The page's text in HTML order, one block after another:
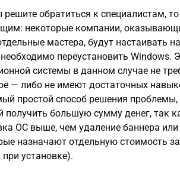
решите обратиться к специалистам,
некоторые компании,
мастера, будут настаивать
переустановить Windows.
системы в данном случае не
— либо не имеют достаточных
простой способ решения
получить большую сумму денег, так
ОС выше, чем удаление баннера
назначают отдельную стоимость
установке).